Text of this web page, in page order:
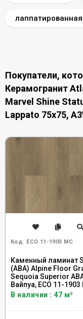
лаппатированная
Покупатели,
Керамогранит
Marvel Shine
Lappato 75x75,
Код: ECO 11-1903 MC
Каменный ламинат
(ABA) Alpine Floor
Sequoia Superior
Вайпуа, ECO 11-1903
В наличии : 47 м²